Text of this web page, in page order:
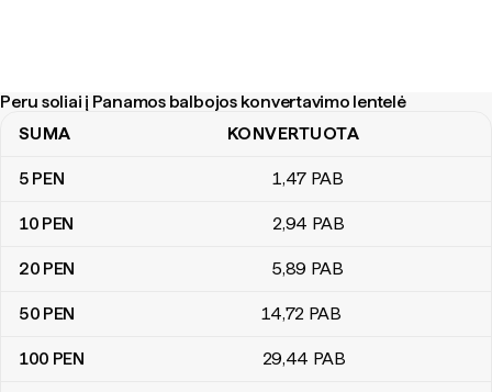
Peru soliai į Panamos balbojos konvertavimo lentelė
Peru soliai į Panamos balbojos konvertavimo lentelė
SUMA KONVERTUOTA
5 PEN 1,47 PAB
10 PEN 2,94 PAB
20 PEN 5,89 PAB
50 PEN 14,72 PAB
100 PEN 29,44 PAB